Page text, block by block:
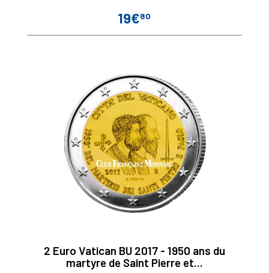
Prix
19€80
2 Euro Vatican BU 2017 - 1950 ans du
martyre de Saint Pierre et...